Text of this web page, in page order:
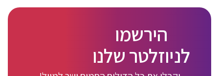
הירשמו
לניוזלטר שלנו